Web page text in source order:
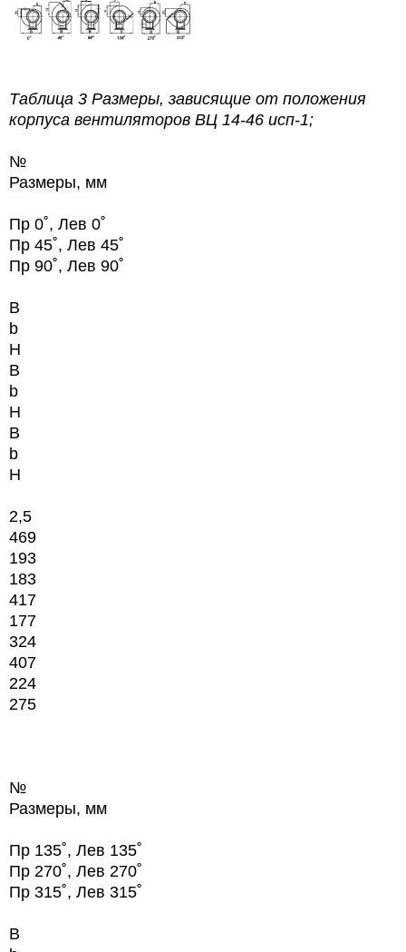
Таблица 3 Размеры, зависящие от положения
корпуса вентиляторов ВЦ 14-46 исп-1;
№
Размеры, мм
Пр 0˚, Лев 0˚
Пр 45˚, Лев 45˚
Пр 90˚, Лев 90˚
B
b
H
B
b
H
B
b
H
2,5
469
193
183
417
177
324
407
224
275
№
Размеры, мм
Пр 135˚, Лев 135˚
Пр 270˚, Лев 270˚
Пр 315˚, Лев 315˚
B